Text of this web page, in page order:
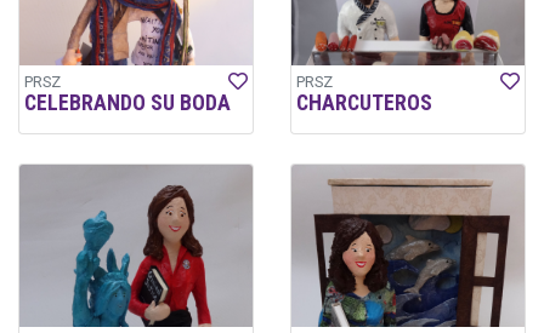
PRSZ
CELEBRANDO SU BODA
PRSZ
CHARCUTEROS